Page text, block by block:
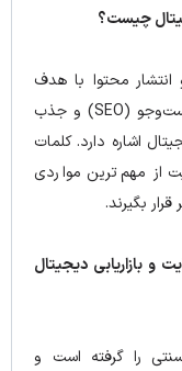
چیست؟
محتوا با هدف
بهبود جایگاه سایت در نتایج موتورهای جست‌وجو (SEO) و جذب
اشاره دارد. کلمات
از مهم‌ترین مواردی
بگیرند.
و بازاریابی دیجیتال
سنتی را گرفته است و